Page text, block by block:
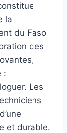
la
du Faso
des
:
Les
et durable.